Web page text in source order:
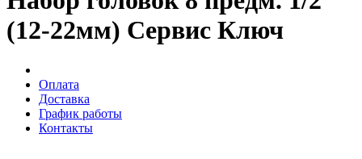
(12-22мм) Сервис Ключ
Оплата
Доставка
График работы
Контакты